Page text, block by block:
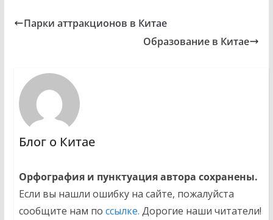
Парки аттракционов в Китае
Образование в Китае
Блог о Китае
Орфография и пунктуация автора сохранены.
Если вы нашли ошибку на сайте, пожалуйста
сообщите нам по ссылке. Дорогие наши читатели!